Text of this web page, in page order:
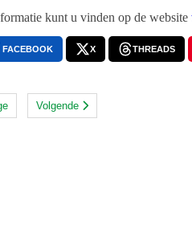
kunt u vinden op de website
FACEBOOK X THREADS
Volgende